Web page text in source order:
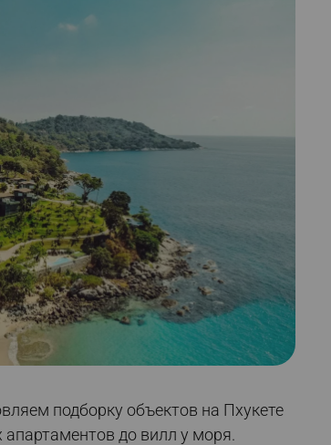
подборку объектов на Пхукете
до вилл у моря.